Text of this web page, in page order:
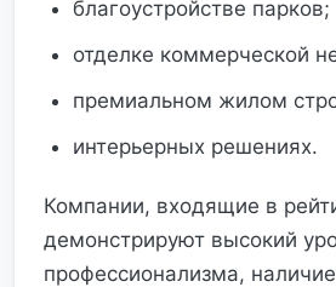
благоустройстве парков;
отделке коммерческой
премиальном жилом
интерьерных решениях.
Компании, входящие в
демонстрируют высокий
профессионализма, наличие